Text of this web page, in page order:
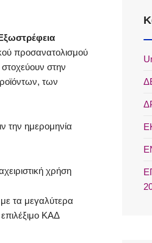
προσανατολισμού
στην
των
την ημερομηνία
χρήση
τα μεγαλύτερα
ΚΑΔ